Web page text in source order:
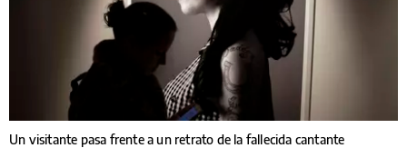
Un visitante pasa frente a un retrato de la fallecida cantante